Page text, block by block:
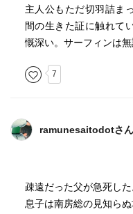
主人公もただ切羽詰ま
間の生きた証に触れて
慨深い。サーフィンは無
7
ramunesaitodotさん
疎遠だった父が急死した
息子は南房総の見知らぬ